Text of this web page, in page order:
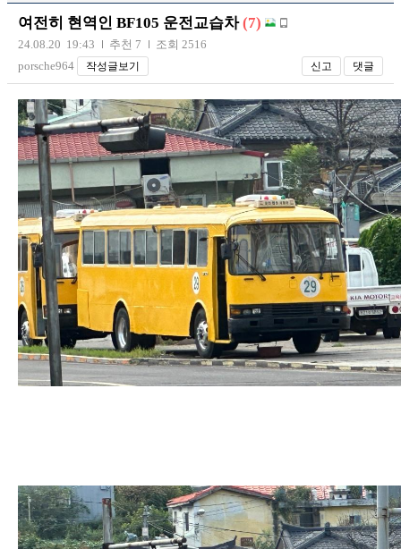
장착시공사진
여전히 현역인 BF105 운전교습차 (7)
24.08.20 19:43 추천 7
조회 2516
porsche964
작성글보기 신고 댓글